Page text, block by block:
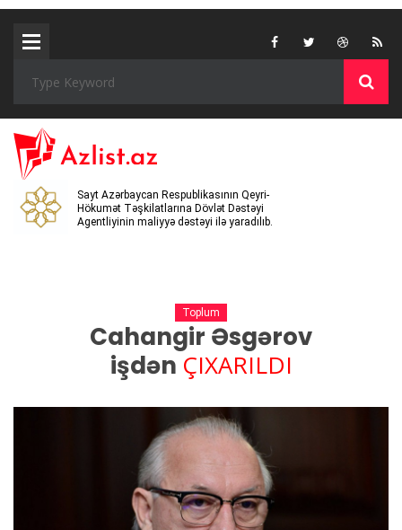
Sayt Azərbaycan Respublikasının Qeyri-
Hökumət Təşkilatlarına Dövlət Dəstəyi
Agentliyinin maliyyə dəstəyi ilə yaradılıb.
Toplum
Cahangir Əsgərov
işdən ÇIXARILDI